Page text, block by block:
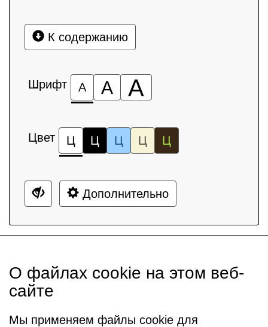
К содержанию
Шрифт А А А
Цвет Ц Ц Ц Ц Ц
Дополнительно
О файлах cookie на этом веб-
сайте
Мы применяем файлы cookie для